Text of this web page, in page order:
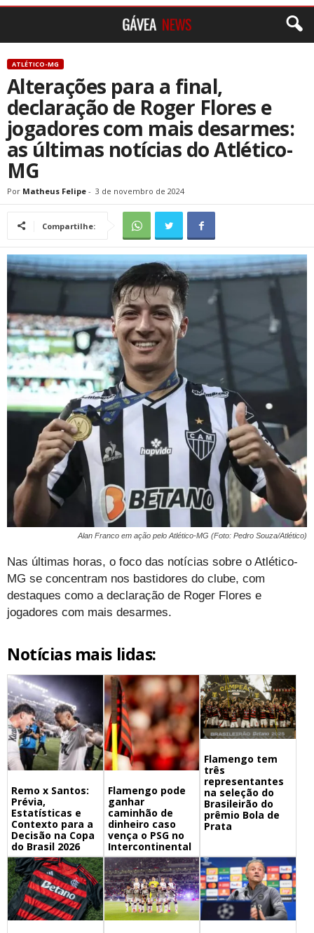
ATLÉTICO-MG
Alterações para a final,
declaração de Roger Flores e
jogadores com mais desarmes:
as últimas notícias do Atlético-
MG
Por Matheus Felipe - 3 de novembro de 2024
Compartilhe:
Alan Franco em ação pelo Atlético-MG (Foto: Pedro Souza/Atlético)
Nas últimas horas, o foco das notícias sobre o Atlético-
MG se concentram nos bastidores do clube, com
destaques como a declaração de Roger Flores e
jogadores com mais desarmes.
Notícias mais lidas:
Remo x Santos:
Prévia,
Estatísticas e
Contexto para a
Decisão na Copa
do Brasil 2026
Flamengo pode
ganhar
caminhão de
dinheiro caso
vença o PSG no
Intercontinental
Flamengo tem
três
representantes
na seleção do
Brasileirão do
prêmio Bola de
Prata